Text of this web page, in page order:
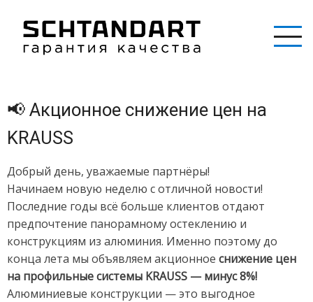
основному
📢 Акционное снижение цен на
KRAUSS
Добрый день, уважаемые партнёры!
Начинаем новую неделю с отличной новости!
Последние годы всё больше клиентов отдают
предпочтение панорамному остеклению и
конструкциям из алюминия. Именно поэтому до
конца лета мы объявляем акционное снижение цен
на профильные системы KRAUSS — минус 8%!
Алюминиевые конструкции — это выгодное